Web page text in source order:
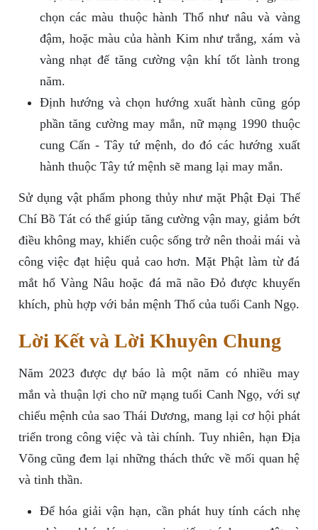
chọn các màu thuộc hành Thổ như nâu và vàng
đậm, hoặc màu của hành Kim như trắng, xám và
vàng nhạt để tăng cường vận khí tốt lành trong
năm.
Định hướng và chọn hướng xuất hành cũng góp
phần tăng cường may mắn, nữ mạng 1990 thuộc
cung Cấn - Tây tứ mệnh, do đó các hướng xuất
hành thuộc Tây tứ mệnh sẽ mang lại may mắn.
Sử dụng vật phẩm phong thủy như mặt Phật Đại Thế
Chí Bồ Tát có thể giúp tăng cường vận may, giảm bớt
điều không may, khiến cuộc sống trở nên thoải mái và
công việc đạt hiệu quả cao hơn. Mặt Phật làm từ đá
mắt hổ Vàng Nâu hoặc đá mã não Đỏ được khuyến
khích, phù hợp với bản mệnh Thổ của tuổi Canh Ngọ.
Lời Kết và Lời Khuyên Chung
Năm 2023 được dự báo là một năm có nhiều may
mắn và thuận lợi cho nữ mạng tuổi Canh Ngọ, với sự
chiếu mệnh của sao Thái Dương, mang lại cơ hội phát
triển trong công việc và tài chính. Tuy nhiên, hạn Địa
Võng cũng đem lại những thách thức về mối quan hệ
và tinh thần.
Để hóa giải vận hạn, cần phát huy tính cách nhẹ